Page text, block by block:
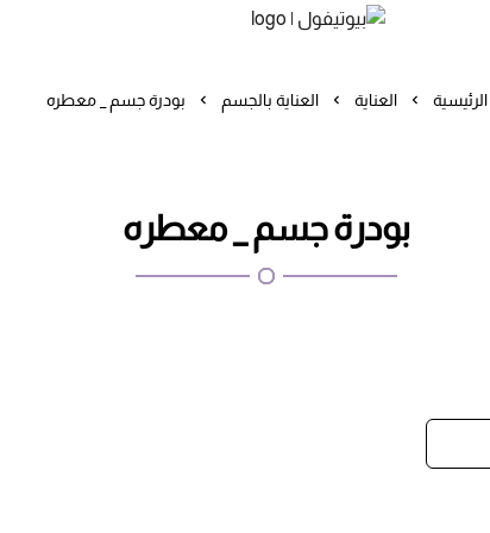
بيوتيفول
الرئيسية العناية العناية بالجسم بودرة جسم _ معطره
بودرة جسم _ معطره